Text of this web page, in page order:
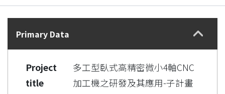
Details
Primary Data
Project
title
多工型臥式高精密微小4軸CNC
加工機之研發及其應用-子計畫